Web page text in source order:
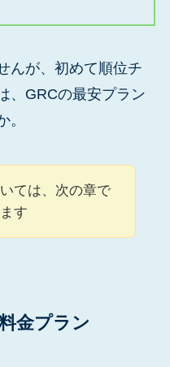
んが、初めて順位チ
、GRCの最安プラン
。
ては、次の章で
す
金プラン